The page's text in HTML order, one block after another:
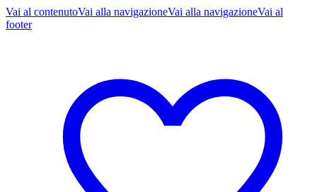
Vai al contenutoVai alla navigazioneVai alla navigazioneVai al
footer